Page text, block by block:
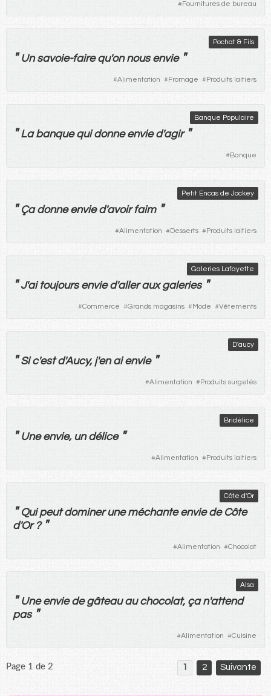
#Fournitures de bureau
Pochat & Fils
" Unsavoie-fairequ'on nous envie "
#Alimentation #Fromage #Produits laitiers
Banque Populaire
" La banque qui donne envied'agir "
#Banque
Petit Encas de Jockey
" Ça donne envied'avoir faim "
#Alimentation #Desserts #Produits laitiers
Galeries Lafayette
"J'ai toujours envied'aller aux galeries "
#Commerce #Grands magasins #Mode #Vêtements
D'aucy
" Sic'estd'Aucy, j'en ai envie "
#Alimentation #Produits surgelés
Bridélice
" Une envie, undélice "
#Alimentation #Produits laitiers
Côte d'Or
" Qui peut dominer une méchante enviede Côte
d'Or ? "
#Alimentation #Chocolat
Alsa
" Une envie de gâteau au chocolat, ça n'attend
pas "
#Alimentation #Cuisine
Page 1 de 2 1 2 Suivante